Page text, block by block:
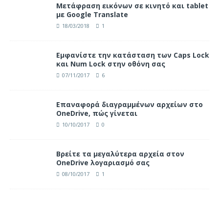
Μετάφραση εικόνων σε κινητό και tablet
με Google Translate
18/03/2018 1
Eμφανίστε την κατάσταση των Caps Lock
και Num Lock στην οθόνη σας
07/11/2017 6
Επαναφορά διαγραμμένων αρχείων στο
OneDrive, πώς γίνεται
10/10/2017 0
Βρείτε τα μεγαλύτερα αρχεία στον
OneDrive λογαριασμό σας
08/10/2017 1